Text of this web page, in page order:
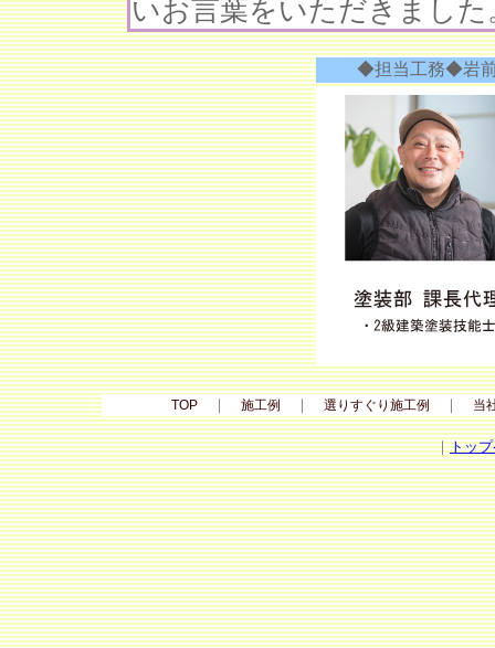
いお言葉をいただきました
◆担当工務◆岩
TOP｜ 施工例 ｜ 選りすぐり施工例 ｜ 当
｜トッ